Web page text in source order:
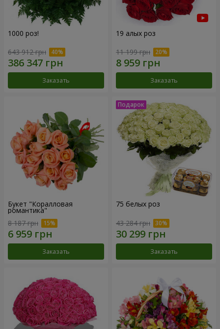
1000 роз!
643 912 грн
Заказать
19 алых роз
11 199 грн
Заказать
Букет "Коралловая
романтика"
8 187 грн
Заказать
75 белых роз
43 284 грн
Заказать